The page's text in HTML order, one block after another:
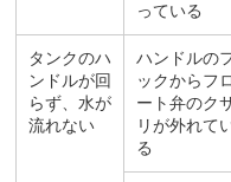
っている
タンクのハ
ンドルが回
らず、水が
流れない
ハンドルの
ックからフ
ート弁のク
リが外れて
る